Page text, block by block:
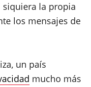
la propia
los mensajes de
un país
mucho más